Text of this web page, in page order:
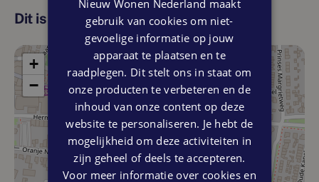
Dit is de locatie
+
−
Nieuw Wonen Nederland maakt
gebruik van cookies om niet-
gevoelige informatie op jouw
apparaat te plaatsen en te
raadplegen. Dit stelt ons in staat om
onze producten te verbeteren en de
inhoud van onze content op deze
website te personaliseren. Je hebt de
mogelijkheid om deze activiteiten in
zijn geheel of deels te accepteren.
Voor meer informatie over cookies en